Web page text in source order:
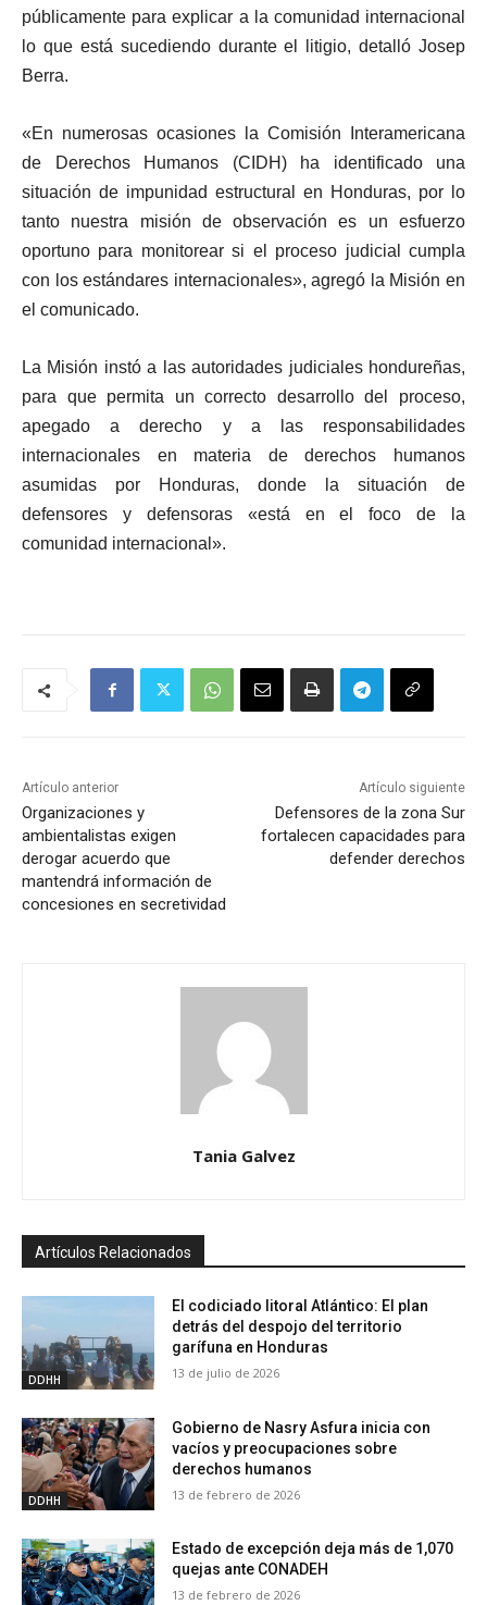
públicamente para explicar a la comunidad internacional
lo que está sucediendo durante el litigio, detalló Josep
Berra.
«En numerosas ocasiones la Comisión Interamericana
de Derechos Humanos (CIDH) ha identificado una
situación de impunidad estructural en Honduras, por lo
tanto nuestra misión de observación es un esfuerzo
oportuno para monitorear si el proceso judicial cumpla
con los estándares internacionales», agregó la Misión en
el comunicado.
La Misión instó a las autoridades judiciales hondureñas,
para que permita un correcto desarrollo del proceso,
apegado a derecho y a las responsabilidades
internacionales en materia de derechos humanos
asumidas por Honduras, donde la situación de
defensores y defensoras «está en el foco de la
comunidad internacional».
Artículo anterior
Organizaciones y
ambientalistas exigen
derogar acuerdo que
mantendrá información de
concesiones en secretividad
Artículo siguiente
Defensores de la zona Sur
fortalecen capacidades para
defender derechos
Tania Galvez
Artículos Relacionados
DDHH
El codiciado litoral Atlántico: El plan
detrás del despojo del territorio
garífuna en Honduras
13 de julio de 2026
DDHH
Gobierno de Nasry Asfura inicia con
vacíos y preocupaciones sobre
derechos humanos
13 de febrero de 2026
Estado de excepción deja más de 1,070
quejas ante CONADEH
13 de febrero de 2026